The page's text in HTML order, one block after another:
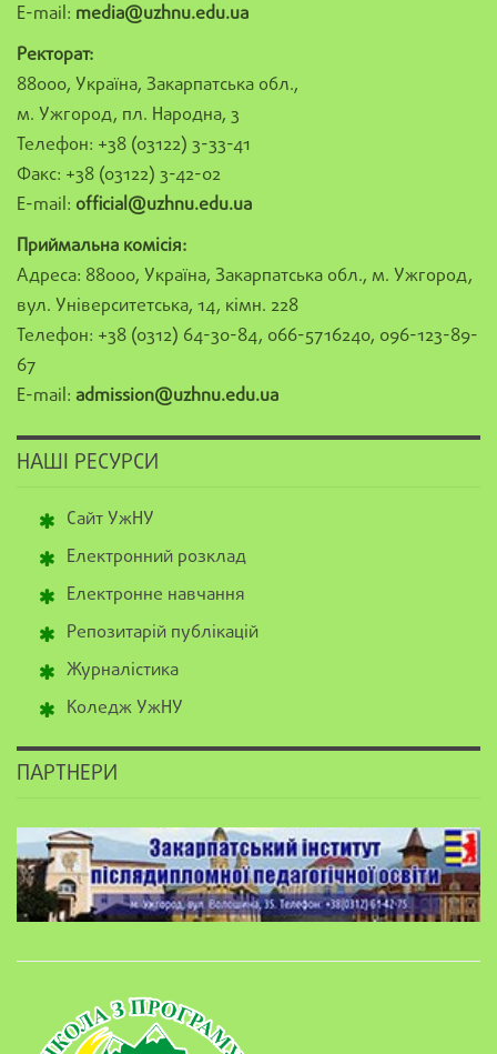
E-mail: media@uzhnu.edu.ua
Ректорат:
88000, Україна, Закарпатська обл.,
м. Ужгород, пл. Народна, 3
Телефон: +38 (03122) 3-33-41
Факс: +38 (03122) 3-42-02
E-mail: official@uzhnu.edu.ua
Приймальна комісія:
Адреса: 88000, Україна, Закарпатська обл., м. Ужгород,
вул. Університетська, 14, кімн. 228
Телефон: +38 (0312) 64-30-84, 066-5716240, 096-123-89-
67
E-mail: admission@uzhnu.edu.ua
НАШІ РЕСУРСИ
Сайт УжНУ
Електронний розклад
Електронне навчання
Репозитарій публікацій
Журналістика
Коледж УжНУ
ПАРТНЕРИ